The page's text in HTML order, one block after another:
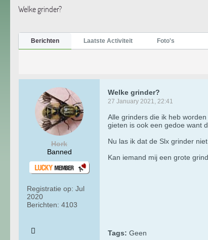
Welke grinder?
Berichten Laatste Activiteit Foto's
Hork
Banned
Registratie op: Jul
2020
Berichten: 4103
Welke grinder?
27 January 2021, 22:41
Alle grinders die ik heb
gieten is ook een gedoe want
Nu las ik dat de Slx grinder
Kan iemand mij een grote
Tags: Geen